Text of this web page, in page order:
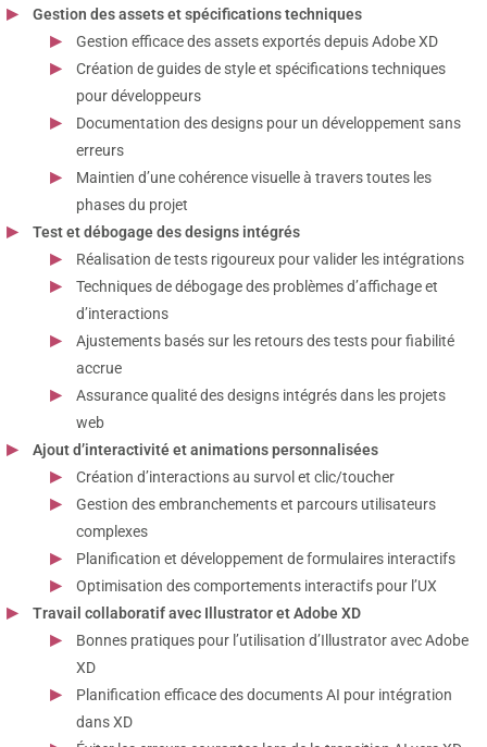
Gestion des assets et spécifications techniques
Gestion efficace des assets exportés depuis Adobe XD
Création de guides de style et spécifications techniques
pour développeurs
Documentation des designs pour un développement sans
erreurs
Maintien d’une cohérence visuelle à travers toutes les
phases du projet
Test et débogage des designs intégrés
Réalisation de tests rigoureux pour valider les intégrations
Techniques de débogage des problèmes d’affichage et
d’interactions
Ajustements basés sur les retours des tests pour fiabilité
accrue
Assurance qualité des designs intégrés dans les projets
web
Ajout d’interactivité et animations personnalisées
Création d’interactions au survol et clic/toucher
Gestion des embranchements et parcours utilisateurs
complexes
Planification et développement de formulaires interactifs
Optimisation des comportements interactifs pour l’UX
Travail collaboratif avec Illustrator et Adobe XD
Bonnes pratiques pour l’utilisation d’Illustrator avec Adobe
XD
Planification efficace des documents AI pour intégration
dans XD